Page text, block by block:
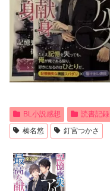
BL小説感想 読書記録
榛名悠
釘宮つかさ